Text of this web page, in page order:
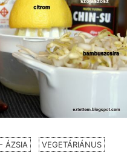
ÁZSIA VEGETÁRIÁNUS